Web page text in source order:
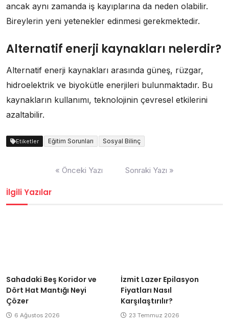
ancak aynı zamanda iş kayıplarına da neden olabilir.
Bireylerin yeni yetenekler edinmesi gerekmektedir.
Alternatif enerji kaynakları nelerdir?
Alternatif enerji kaynakları arasında güneş, rüzgar,
hidroelektrik ve biyokütle enerjileri bulunmaktadır. Bu
kaynakların kullanımı, teknolojinin çevresel etkilerini
azaltabilir.
Etiketler Eğitim Sorunları Sosyal Bilinç
« Önceki Yazı Sonraki Yazı »
İlgili Yazılar
Sahadaki Beş Koridor ve
Dört Hat Mantığı Neyi
Çözer
6 Ağustos 2026
İzmit Lazer Epilasyon
Fiyatları Nasıl
Karşılaştırılır?
23 Temmuz 2026